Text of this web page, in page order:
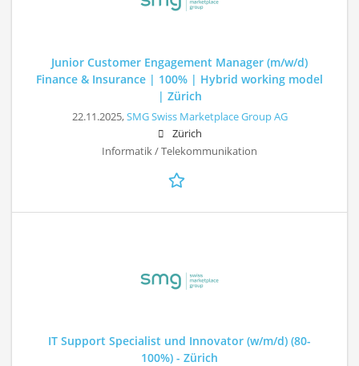
Junior Customer Engagement Manager (m/w/d)
Finance & Insurance | 100% | Hybrid working model
| Zürich
22.11.2025,SMG Swiss Marketplace Group AG
Zürich
Informatik / Telekommunikation
IT Support Specialist und Innovator (w/m/d) (80-
100%) - Zürich